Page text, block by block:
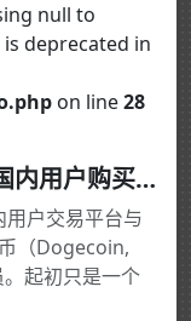
null to
deprecated in
on line28
狗狗币(DOGE)在哪买？2026国内用户购买平台与交易教程_欧易
户交易平台与
（Dogecoin,
。起初只是一个